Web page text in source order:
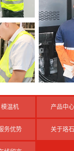
模温机 产品中心
务优势 关于珞石